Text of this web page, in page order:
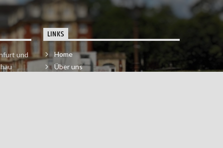
und
LINKS
Home
Über uns